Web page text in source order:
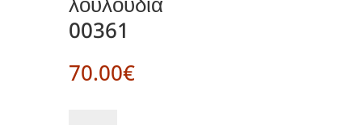
00361
70.00€